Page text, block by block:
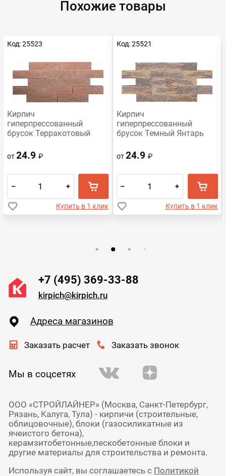
Похожие товары
Код: 25523
Кирпич
гиперпрессованный
брусок Терракотовый
ложок СПК
от24.9₽
– +
Купить в 1 клик
Код: 25521
Кирпич
гиперпрессованный
брусок Темный Янтарь
СПК
от24.9₽
– +
Купить в 1 клик
+7 (495) 369-33-88
kirpich@kirpich.ru
Адреса магазинов
Заказать расчет Заказать звонок
Мы в соцсетях
ООО «СТРОЙЛАЙНЕР» (Москва, Санкт-Петербург,
Рязань, Калуга, Тула) - кирпичи (строительные,
облицовочные), блоки (газосиликатные из
ячеистого бетона),
керамзитобетонные,пескобетонные блоки и
другие материалы для строительства и ремонта.
Используя сайт, вы соглашаетесь с Политикой